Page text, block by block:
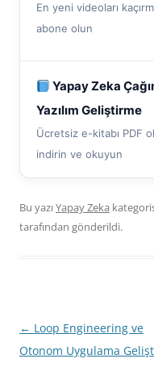
En yeni videoları
abone olun
Yapay Zeka
Yazılım Geliştirme
Ücretsiz e-kitabı PDF
indirin ve okuyun
Bu yazıYapay Zeka
tarafından gönderildi.
Yazı
dolaşımı
← Loop Engineering ve
Otonom Uygulama